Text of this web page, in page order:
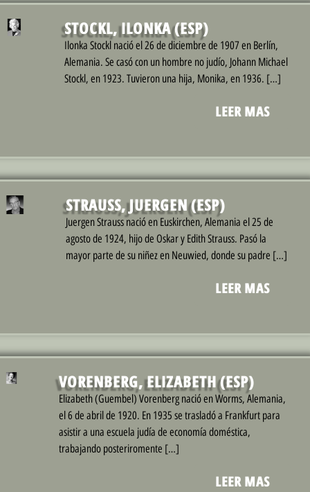
STOCKL, ILONKA (ESP)
Ilonka Stockl nació el 26 de diciembre de 1907 en Berlín,
Alemania. Se casó con un hombre no judío, Johann Michael
Stockl, en 1923. Tuvieron una hija, Monika, en 1936. […]
LEER MAS
STRAUSS, JUERGEN (ESP)
Juergen Strauss nació en Euskirchen, Alemania el 25 de
agosto de 1924, hijo de Oskar y Edith Strauss. Pasó la
mayor parte de su niñez en Neuwied, donde su padre […]
LEER MAS
VORENBERG, ELIZABETH (ESP)
Elizabeth (Guembel) Vorenberg nació en Worms, Alemania,
el 6 de abril de 1920. En 1935 se trasladó a Frankfurt para
asistir a una escuela judía de economía doméstica,
trabajando posteriromente […]
LEER MAS